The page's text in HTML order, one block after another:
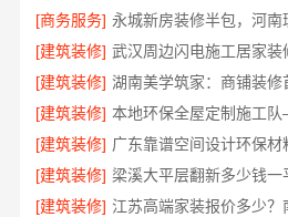
[商务服务]
[建筑装修]
[建筑装修] 湖南美学筑家：商铺装修
[建筑装修]
[建筑装修] 广东靠谱空间设计环保
[建筑装修]
[建筑装修] 江苏高端家装报价多少